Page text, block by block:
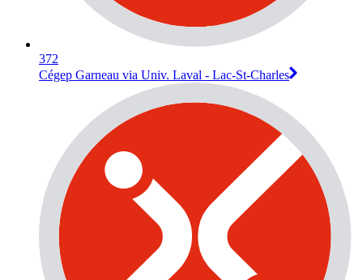
372
Cégep Garneau via Univ. Laval - Lac-St-Charles